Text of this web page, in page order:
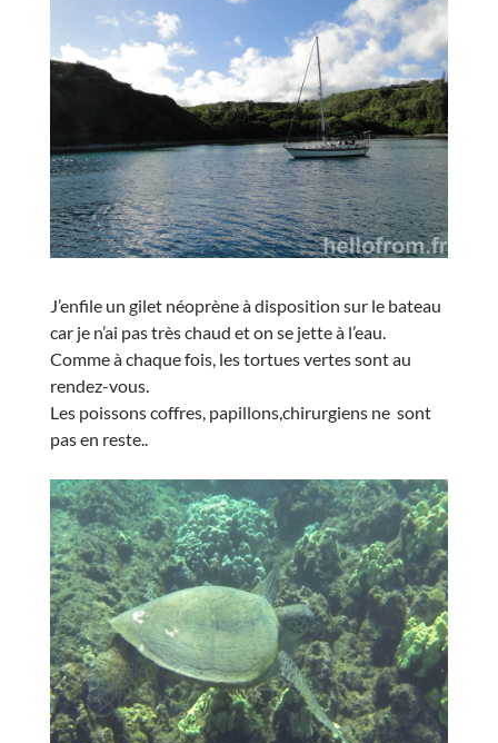
J’enfile un gilet néoprène à disposition sur le bateau
car je n’ai pas très chaud et on se jette à l’eau.
Comme à chaque fois, les tortues vertes sont au
rendez-vous.
Les poissons coffres, papillons,chirurgiens ne sont
pas en reste..